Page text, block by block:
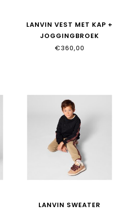
LANVIN VEST MET KAP +
JOGGINGBROEK
N30424/276
€360,00
LANVIN SWEATER